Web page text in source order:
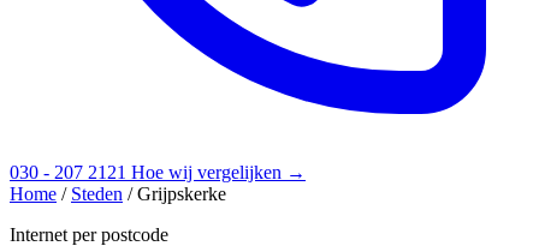
030 - 207 2121 Hoe wij vergelijken →
Home / Steden / Grijpskerke
Internet per postcode